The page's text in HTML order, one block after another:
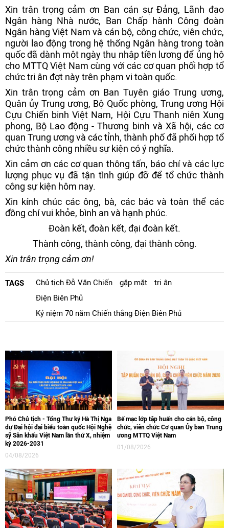
Xin trân trọng cảm ơn Ban cán sự Đảng, Lãnh đạo
Ngân hàng Nhà nước, Ban Chấp hành Công đoàn
Ngân hàng Việt Nam và cán bộ, công chức, viên chức,
người lao động trong hệ thống Ngân hàng trong toàn
quốc đã dành một ngày thu nhập tiền lương để ủng hộ
cho MTTQ Việt Nam cùng với các cơ quan phối hợp tổ
chức tri ân đợt này trên phạm vi toàn quốc.
Xin trân trọng cảm ơn Ban Tuyên giáo Trung ương,
Quân ủy Trung ương, Bộ Quốc phòng, Trung ương Hội
Cựu Chiến binh Việt Nam, Hội Cựu Thanh niên Xung
phong, Bộ Lao động - Thương binh và Xã hội, các cơ
quan Trung ương và các tỉnh, thành phố đã phối hợp tổ
chức thành công nhiều sự kiện có ý nghĩa.
Xin cảm ơn các cơ quan thông tấn, báo chí và các lực
lượng phục vụ đã tận tình giúp đỡ để tổ chức thành
công sự kiện hôm nay.
Xin kính chúc các ông, bà, các bác và toàn thể các
đồng chí vui khỏe, bình an và hạnh phúc.
Đoàn kết, đoàn kết, đại đoàn kết.
Thành công, thành công, đại thành công.
Xin trân trọng cảm ơn!
TAGS Chủ tịch Đỗ Văn Chiến gặp mặt
tri ân
Điện Biên Phủ
Kỷ niệm 70 năm Chiến thắng Điện Biên Phủ
Phó Chủ tịch - Tổng Thư ký Hà Thị Nga
dự Đại hội đại biểu toàn quốc Hội Nghệ
sỹ Sân khấu Việt Nam lần thứ X, nhiệm
kỳ 2026-2031
04/08/2026
Bế mạc lớp tập huấn cho cán bộ, công
chức, viên chức Cơ quan Ủy ban Trung
ương MTTQ Việt Nam
01/08/2026